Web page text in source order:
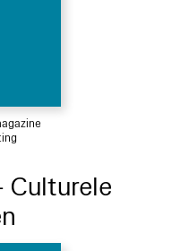
Culturele